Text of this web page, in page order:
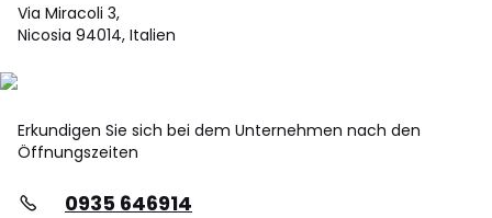
Via Miracoli 3,
Nicosia 94014, Italien
Erkundigen Sie sich bei dem Unternehmen nach den
Öffnungszeiten
0935 646914